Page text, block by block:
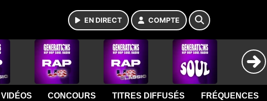
EN DIRECT COMPTE
VIDÉOS CONCOURS TITRES DIFFUSÉS FRÉQUENCES